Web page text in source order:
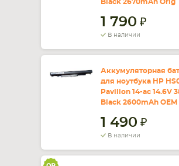
КОМПЛЕКТУЮЩИЕ
Black 2670mAh Orig
1 790
В наличии
Аккумуляторная
для ноутбука HP
Pavilion 14-ac 14.6V
Black 2600mAh OEM
1 490
В наличии